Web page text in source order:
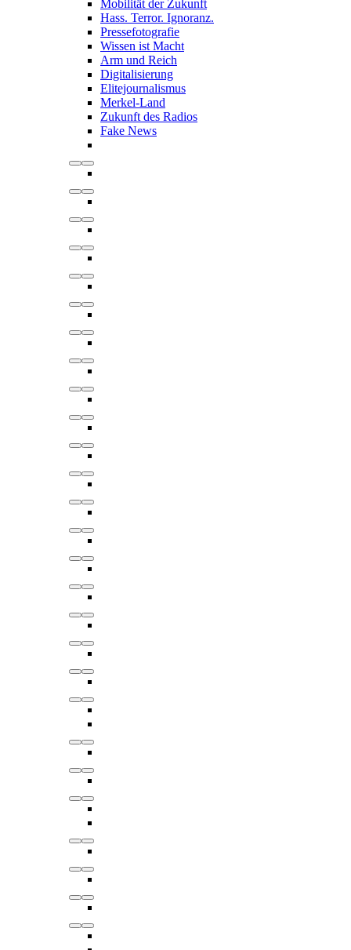
Mobilität der Zukunft
Hass. Terror. Ignoranz.
Pressefotografie
Wissen ist Macht
Arm und Reich
Digitalisierung
Elitejournalismus
Merkel-Land
Zukunft des Radios
Fake News